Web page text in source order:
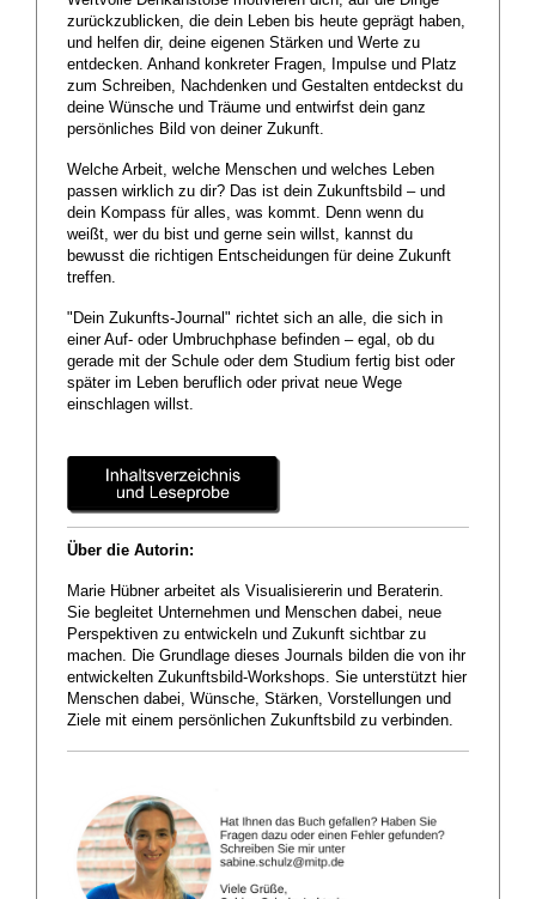
zurückzublicken, die dein Leben bis heute geprägt haben,
und helfen dir, deine eigenen Stärken und Werte zu
entdecken. Anhand konkreter Fragen, Impulse und Platz
zum Schreiben, Nachdenken und Gestalten entdeckst du
deine Wünsche und Träume und entwirfst dein ganz
persönliches Bild von deiner Zukunft.
Welche Arbeit, welche Menschen und welches Leben
passen wirklich zu dir? Das ist dein Zukunftsbild – und
dein Kompass für alles, was kommt. Denn wenn du
weißt, wer du bist und gerne sein willst, kannst du
bewusst die richtigen Entscheidungen für deine Zukunft
treffen.
"Dein Zukunfts-Journal" richtet sich an alle, die sich in
einer Auf- oder Umbruchphase befinden – egal, ob du
gerade mit der Schule oder dem Studium fertig bist oder
später im Leben beruflich oder privat neue Wege
einschlagen willst.
Über die Autorin:
Marie Hübner arbeitet als Visualisiererin und Beraterin.
Sie begleitet Unternehmen und Menschen dabei, neue
Perspektiven zu entwickeln und Zukunft sichtbar zu
machen. Die Grundlage dieses Journals bilden die von ihr
entwickelten Zukunftsbild-Workshops. Sie unterstützt hier
Menschen dabei, Wünsche, Stärken, Vorstellungen und
Ziele mit einem persönlichen Zukunftsbild zu verbinden.